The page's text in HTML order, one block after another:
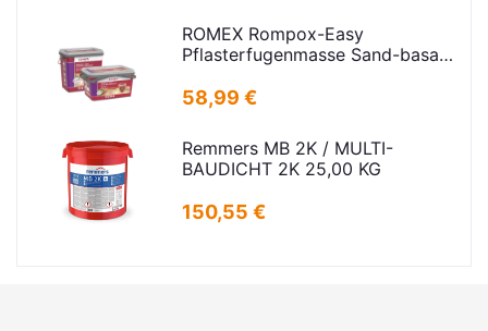
ROMEX Rompox-Easy
Pflasterfugenmasse Sand-basalt
58,99 €
Remmers MB 2K / MULTI-
BAUDICHT 2K 25,00 KG
150,55 €